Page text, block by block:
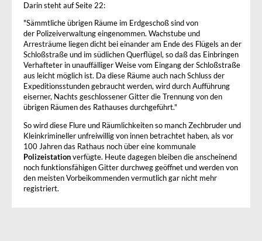
Darin steht auf Seite 22:
"Sämmtliche übrigen Räume im Erdgeschoß sind von
der Polizeiverwaltung eingenommen. Wachstube und
Arresträume liegen dicht bei einander am Ende des Flügels an der
Schloßstraße und im südlichen Querflügel, so daß das Einbringen
Verhafteter in unauffälliger Weise vom Eingang der Schloßstraße
aus leicht möglich ist. Da diese Räume auch nach Schluss der
Expeditionsstunden gebraucht werden, wird durch Aufführung
eiserner, Nachts geschlossener Gitter die Trennung von den
übrigen Räumen des Rathauses durchgeführt."
So wird diese Flure und Räumlichkeiten so manch Zechbruder und
Kleinkrimineller unfreiwillig von innen betrachtet haben, als vor
100 Jahren das Rathaus noch über eine kommunale
Polizeistation verfügte. Heute dagegen bleiben die anscheinend
noch funktionsfähigen Gitter durchweg geöffnet und werden von
den meisten Vorbeikommenden vermutlich gar nicht mehr
registriert.